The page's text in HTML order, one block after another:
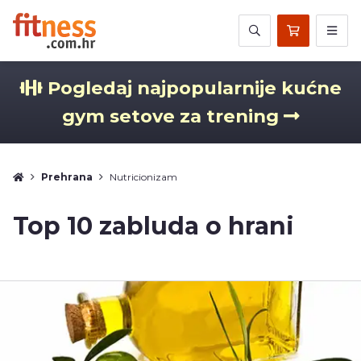
Pogledaj najpopularnije kućne
gym setove za trening
Prehrana Nutricionizam
Top 10 zabluda o hrani